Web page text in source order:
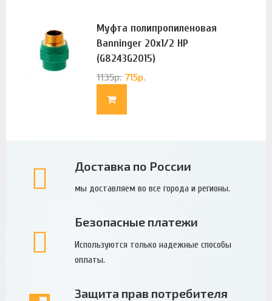
Муфта полипропиленовая
Banninger 20х1/2 НР
(G8243G2015)
1135р. 715р.
Доставка по России
мы доставляем во все города и регионы.
Безопасные платежи
Используются только надежные способы
оплаты.
Защита прав потребителя